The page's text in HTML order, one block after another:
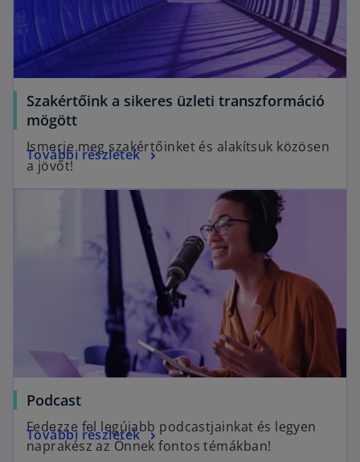
Szakértőink a sikeres üzleti transzformáció
mögött
Ismerje meg szakértőinket és alakítsuk közösen
a jövőt!
További részletek
Podcast
Fedezze fel legújabb podcastjainkat és legyen
naprakész az Önnek fontos témákban!
További részletek